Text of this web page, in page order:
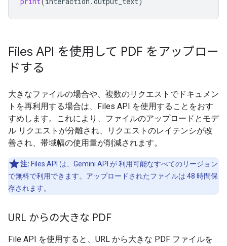
Files API を使用して PDF をアップロー
ドする
大きなファイルの場合や、複数のリクエストでドキュメン
トを再利用する場合は、Files API を使用することをおす
すめします。これにより、ファイルのアップロードとモデ
ル リクエストが分離され、リクエストのレイテンシが改
善され、帯域幅の使用量が削減されます。
注: Files API は、Gemini API が 利用可能なすべてのリージョン
で無料で利用できます。アップロードされたファイルは 48 時間保
存されます。
URL からの大きな PDF
File API を使用すると、URL から大きな PDF ファイルを